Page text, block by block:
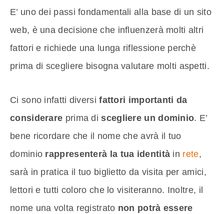
E’ uno dei passi fondamentali alla base di un sito
web, è una decisione che influenzerà molti altri
fattori e richiede una lunga riflessione perchè
prima di scegliere bisogna valutare molti aspetti.
Ci sono infatti diversifattori importanti da
considerare prima discegliere un dominio. E’
bene ricordare che il nome che avrà il tuo
dominio rappresenterà la tua identità in rete,
sarà in pratica il tuo biglietto da visita per amici,
lettori e tutti coloro che lo visiteranno. Inoltre, il
nome una volta registrato non potrà essere